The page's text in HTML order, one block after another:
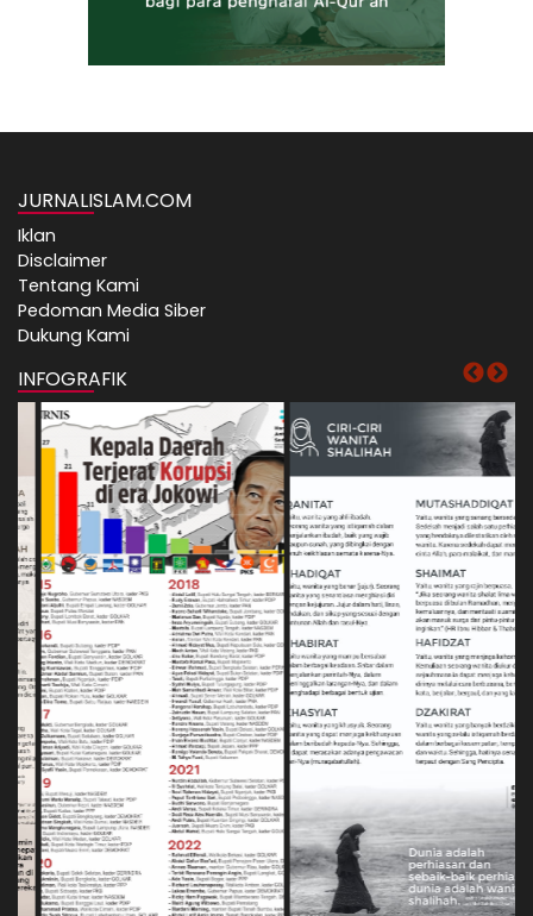
JURNALISLAM.COM
Iklan
Disclaimer
Tentang Kami
Pedoman Media Siber
Dukung Kami
INFOGRAFIK